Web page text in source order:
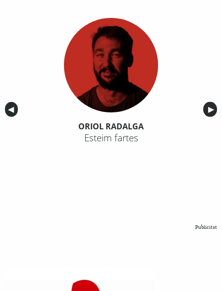
Anterior
◀︎ ▶︎
ORIOL RADALGA
Esteim fartes
Publicitat